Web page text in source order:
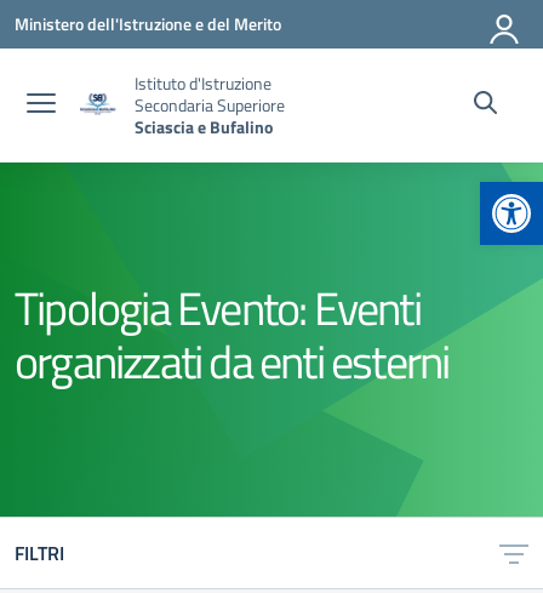
Vai ai contenuti
Vai al menu di navigazione
Vai al footer
Ministero dell'Istruzione e del Merito
Istituto d'Istruzione
Secondaria Superiore
Sciascia e Bufalino
Tipologia Evento:Eventi
organizzati da enti esterni
FILTRI